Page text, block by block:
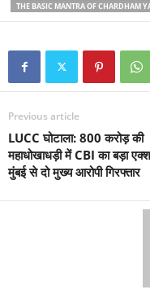
THE BASIC MANTRA OF CHARDHAM
Previous article
LUCC घोटाला: 800 करोड़ की
महाधोखाधड़ी में CBI का बड़ा
मुंबई से दो मुख्य आरोपी गिरफ्तार